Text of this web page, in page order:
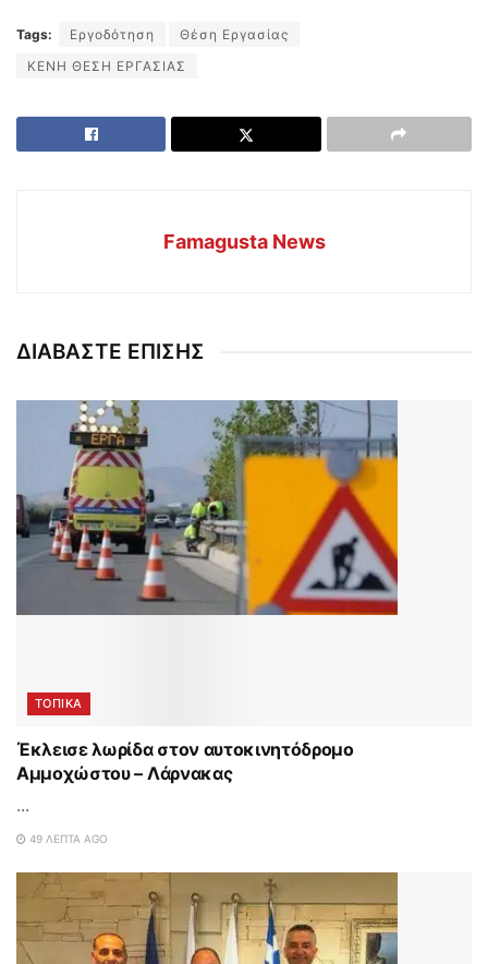
Tags: Εργοδότηση
Θέση Εργασίας
ΚΕΝΗ ΘΕΣΗ ΕΡΓΑΣΙΑΣ
Famagusta News
ΔΙΑΒΑΣΤΕ ΕΠΙΣΗΣ
ΤΟΠΙΚΑ
Έκλεισε λωρίδα στον αυτοκινητόδρομο
Αμμοχώστου – Λάρνακας
...
49 ΛΕΠΤΆ AGO